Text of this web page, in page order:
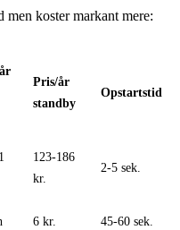
koster markant mere:
Pris/år
standby
Opstartstid
123-186
kr.
2-5 sek.
6 kr. 45-60 sek.